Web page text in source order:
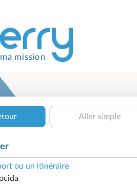
mission
Aller simple
ou un itinéraire